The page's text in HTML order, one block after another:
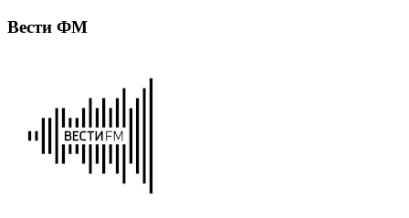
Вести ФМ